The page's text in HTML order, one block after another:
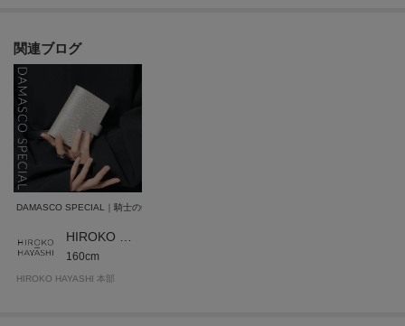
関連ブログ
DAMASCO SPECIAL｜騎士の剣から生まれた、エレガントな限定コレクション
160cm
HIROKO HAYASHI 本部